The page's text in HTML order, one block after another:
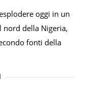
oggi in un
nord della Nigeria,
fonti della